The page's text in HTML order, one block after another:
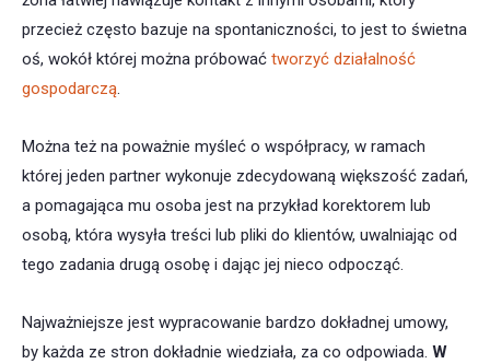
przecież często bazuje na spontaniczności, to jest to świetna
oś, wokół której można próbować tworzyć działalność
gospodarczą.
Można też na poważnie myśleć o współpracy, w ramach
której jeden partner wykonuje zdecydowaną większość zadań,
a pomagająca mu osoba jest na przykład korektorem lub
osobą, która wysyła treści lub pliki do klientów, uwalniając od
tego zadania drugą osobę i dając jej nieco odpocząć.
Najważniejsze jest wypracowanie bardzo dokładnej umowy,
by każda ze stron dokładnie wiedziała, za co odpowiada. W